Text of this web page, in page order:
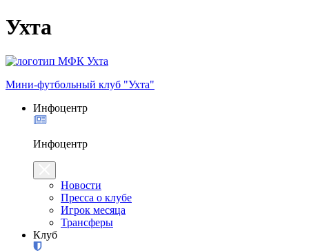
Ухта
Мини-футбольный клуб "Ухта"
Инфоцентр
Инфоцентр
Новости
Пресса о клубе
Игрок месяца
Трансферы
Клуб